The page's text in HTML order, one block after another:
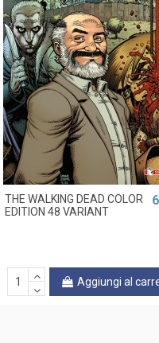
THE WALKING DEAD COLOR
EDITION 48 VARIANT
Aggiungi al